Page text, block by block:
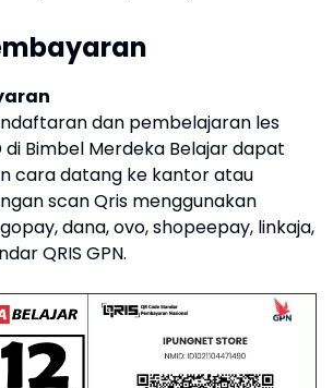
dan pembelajaran les
di Bimbel Merdeka Belajar dapat
cara datang ke kantor atau
scan Qris menggunakan
dana, ovo, shopeepay, linkaja,
QRIS GPN.